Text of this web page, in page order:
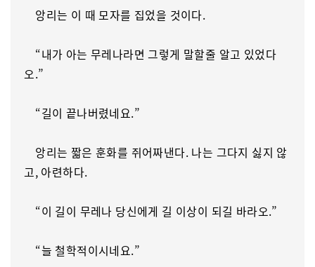
앙리는 이 때 모자를 집었을 것이다.
“내가 아는 무레나라면 그렇게 말할줄 알고 있었다
오.”
“길이 끝나버렸네요.”
앙리는 짧은 훈화를 쥐어짜낸다. 나는 그다지 싫지 않
고, 아련하다.
“이 길이 무레나 당신에게 길 이상이 되길 바라오.”
“늘 철학적이시네요.”